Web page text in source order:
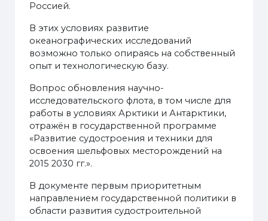
Россией.
В этих условиях развитие
океанографических исследований
возможно только опираясь на собственный
опыт и технологическую базу.
Вопрос обновления научно-
исследовательского флота, в том числе для
работы в условиях Арктики и Антарктики,
отражён в государственной программе
«Развитие судостроения и техники для
освоения шельфовых месторождений на
2015 2030 гг.».
В документе первым приоритетным
направлением государственной политики в
области развития судостроительной